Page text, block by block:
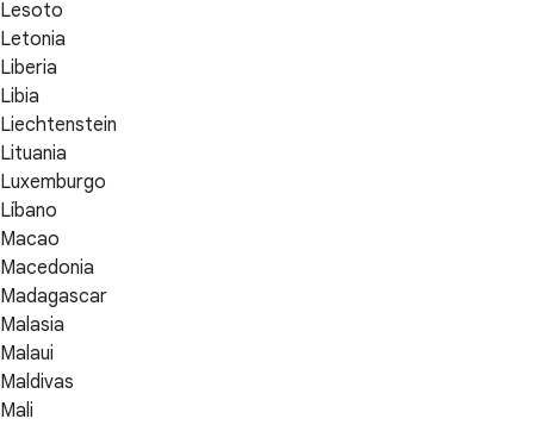
Lesoto
Letonia
Liberia
Libia
Liechtenstein
Lituania
Luxemburgo
Líbano
Macao
Macedonia
Madagascar
Malasia
Malaui
Maldivas
Mali